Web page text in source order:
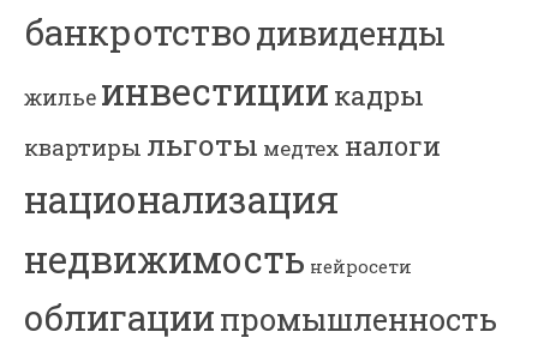
банкротстводивиденды
жилье инвестиции кадры
квартиры льготы медтех налоги
национализация
недвижимость нейросети
облигациипромышленность